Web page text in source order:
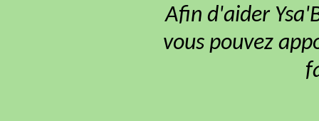
Afin d'aider
vous pouvez